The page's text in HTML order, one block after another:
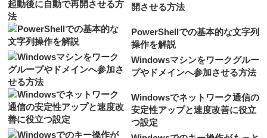
開させる方法
PowerShellでの基本的な文字列
操作を解説
Windowsマシンをワークグルー
プやドメインへ参加させる方法
Windowsでネットワーク通信の
安定性アップと速度改善に役立
つ設定